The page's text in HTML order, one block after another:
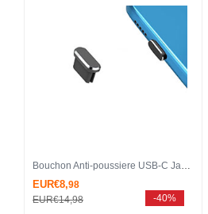
Bouchon Anti-poussiere USB-C Jack Type-C Universel H13 pour Apple iPhone 15 Pro Max Gris Fonce
EUR€8,98
EUR€14,98 -40%